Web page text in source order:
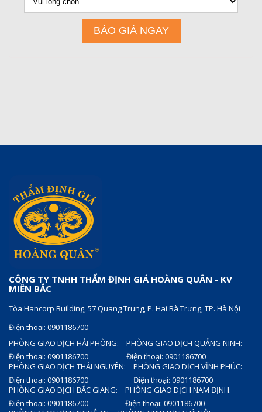
CÔNG TY TNHH THẨM ĐỊNH GIÁ HOÀNG QUÂN - KV
MIỀN BẮC
Tòa Hancorp Building, 57 Quang Trung, P. Hai Bà Trưng, TP. Hà Nội
Điện thoại: 0901186700
PHÒNG GIAO DỊCH HẢI PHÒNG:
Điện thoại: 0901186700
PHÒNG GIAO DỊCH QUẢNG NINH:
Điện thoại: 0901186700
PHÒNG GIAO DỊCH THÁI NGUYÊN:
Điện thoại: 0901186700
PHÒNG GIAO DỊCH VĨNH PHÚC:
Điện thoại: 0901186700
PHÒNG GIAO DỊCH BẮC GIANG:
Điện thoại: 0901186700
PHÒNG GIAO DỊCH NAM ĐỊNH:
Điện thoại: 0901186700